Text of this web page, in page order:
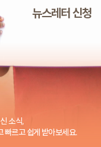
뉴스레터 신청
소식,
빠르고 쉽게 받아보세요.